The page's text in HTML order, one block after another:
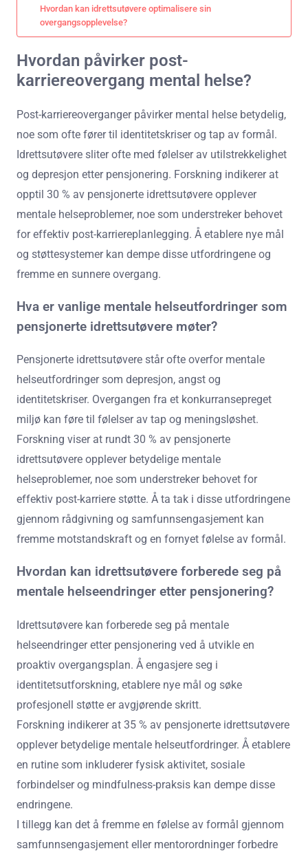
Hvordan kan idrettsutøvere optimalisere sin
overgangsopplevelse?
Hvordan påvirker post-
karriereovergang mental helse?
Post-karriereoverganger påvirker mental helse betydelig,
noe som ofte fører til identitetskriser og tap av formål.
Idrettsutøvere sliter ofte med følelser av utilstrekkelighet
og depresjon etter pensjonering. Forskning indikerer at
opptil 30 % av pensjonerte idrettsutøvere opplever
mentale helseproblemer, noe som understreker behovet
for effektiv post-karriereplanlegging. Å etablere nye mål
og støttesystemer kan dempe disse utfordringene og
fremme en sunnere overgang.
Hva er vanlige mentale helseutfordringer som
pensjonerte idrettsutøvere møter?
Pensjonerte idrettsutøvere står ofte overfor mentale
helseutfordringer som depresjon, angst og
identitetskriser. Overgangen fra et konkurransepreget
miljø kan føre til følelser av tap og meningsløshet.
Forskning viser at rundt 30 % av pensjonerte
idrettsutøvere opplever betydelige mentale
helseproblemer, noe som understreker behovet for
effektiv post-karriere støtte. Å ta tak i disse utfordringene
gjennom rådgivning og samfunnsengasjement kan
fremme motstandskraft og en fornyet følelse av formål.
Hvordan kan idrettsutøvere forberede seg på
mentale helseendringer etter pensjonering?
Idrettsutøvere kan forberede seg på mentale
helseendringer etter pensjonering ved å utvikle en
proaktiv overgangsplan. Å engasjere seg i
identitetsutforskning, etablere nye mål og søke
profesjonell støtte er avgjørende skritt.
Forskning indikerer at 35 % av pensjonerte idrettsutøvere
opplever betydelige mentale helseutfordringer. Å etablere
en rutine som inkluderer fysisk aktivitet, sosiale
forbindelser og mindfulness-praksis kan dempe disse
endringene.
I tillegg kan det å fremme en følelse av formål gjennom
samfunnsengasjement eller mentorordninger forbedre